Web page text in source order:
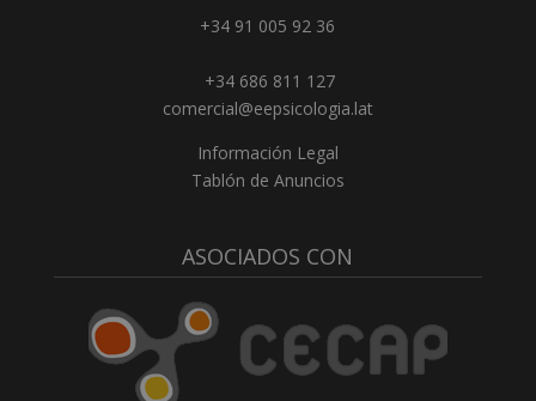
+34 91 005 92 36
+34 686 811 127
comercial@eepsicologia.lat
Información Legal
Tablón de Anuncios
ASOCIADOS CON